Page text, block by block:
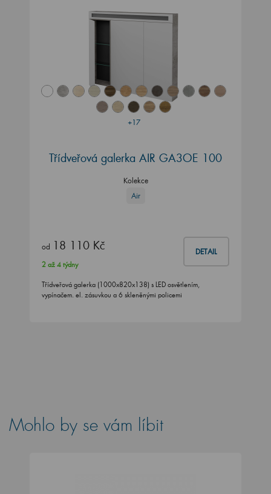
+17
Třídveřová galerka AIR GA3OE 100
Kolekce
Air
od 18 110 Kč DETAIL
2 až 4 týdny
Třídveřová galerka (1000x820x138) s LED osvětlením,
vypínačem. el. zásuvkou a 6 skleněnými policemi
Mohlo by se vám líbit